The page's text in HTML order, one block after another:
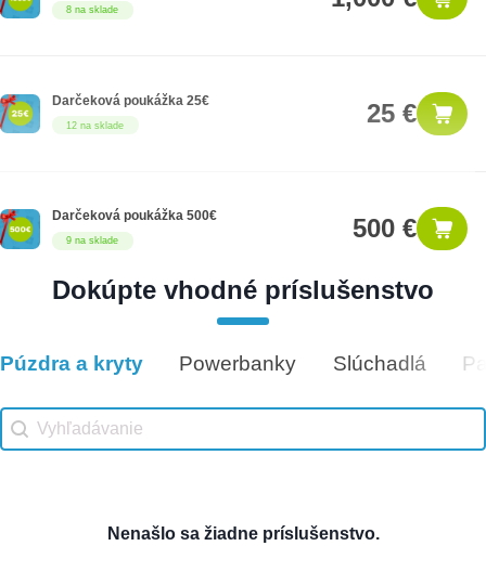
8 na sklade
12 na sklade
Darčeková poukážka 25€ 25 €
9 na sklade
Darčeková poukážka 500€ 500 €
5 na sklade
Dokúpte vhodné príslušenstvo
Vhodné príslušenstvo
Púzdra a kryty Powerbanky Slúchadlá
Vhodné príslušenstvo search
Search content
Nenašlo sa žiadne príslušenstvo.